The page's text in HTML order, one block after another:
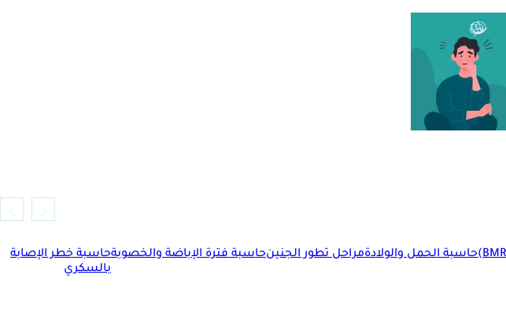
حاسبة الحمل والولادةمراحل تطور الجنينحاسبة فترة الإباضة والخصوبةحاسبة خطر الإصابة
بالسكري